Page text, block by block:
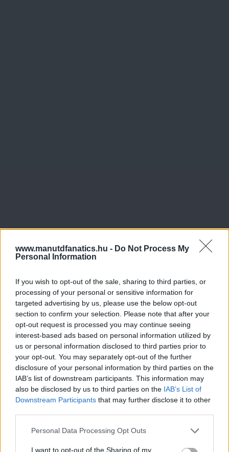
www.manutdfanatics.hu - Do Not Process My
Personal Information
If you wish to opt-out of the sale, sharing to third parties, or
processing of your personal or sensitive information for
targeted advertising by us, please use the below opt-out
section to confirm your selection. Please note that after your
opt-out request is processed you may continue seeing
interest-based ads based on personal information utilized by
us or personal information disclosed to third parties prior to
your opt-out. You may separately opt-out of the further
disclosure of your personal information by third parties on the
IAB’s list of downstream participants. This information may
also be disclosed by us to third parties on the IAB’s List of
Downstream Participants that may further disclose it to other
Please note that this website/app uses one or more Google
not limited to your visit or usage behaviour. You may click to
Personal Data Processing Opt Outs
I want to opt-out of the Sharing of my